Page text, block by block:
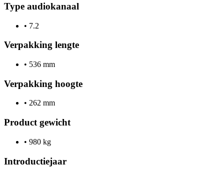
Type audiokanaal
• 7.2
Verpakking lengte
• 536 mm
Verpakking hoogte
• 262 mm
Product gewicht
• 980 kg
Introductiejaar